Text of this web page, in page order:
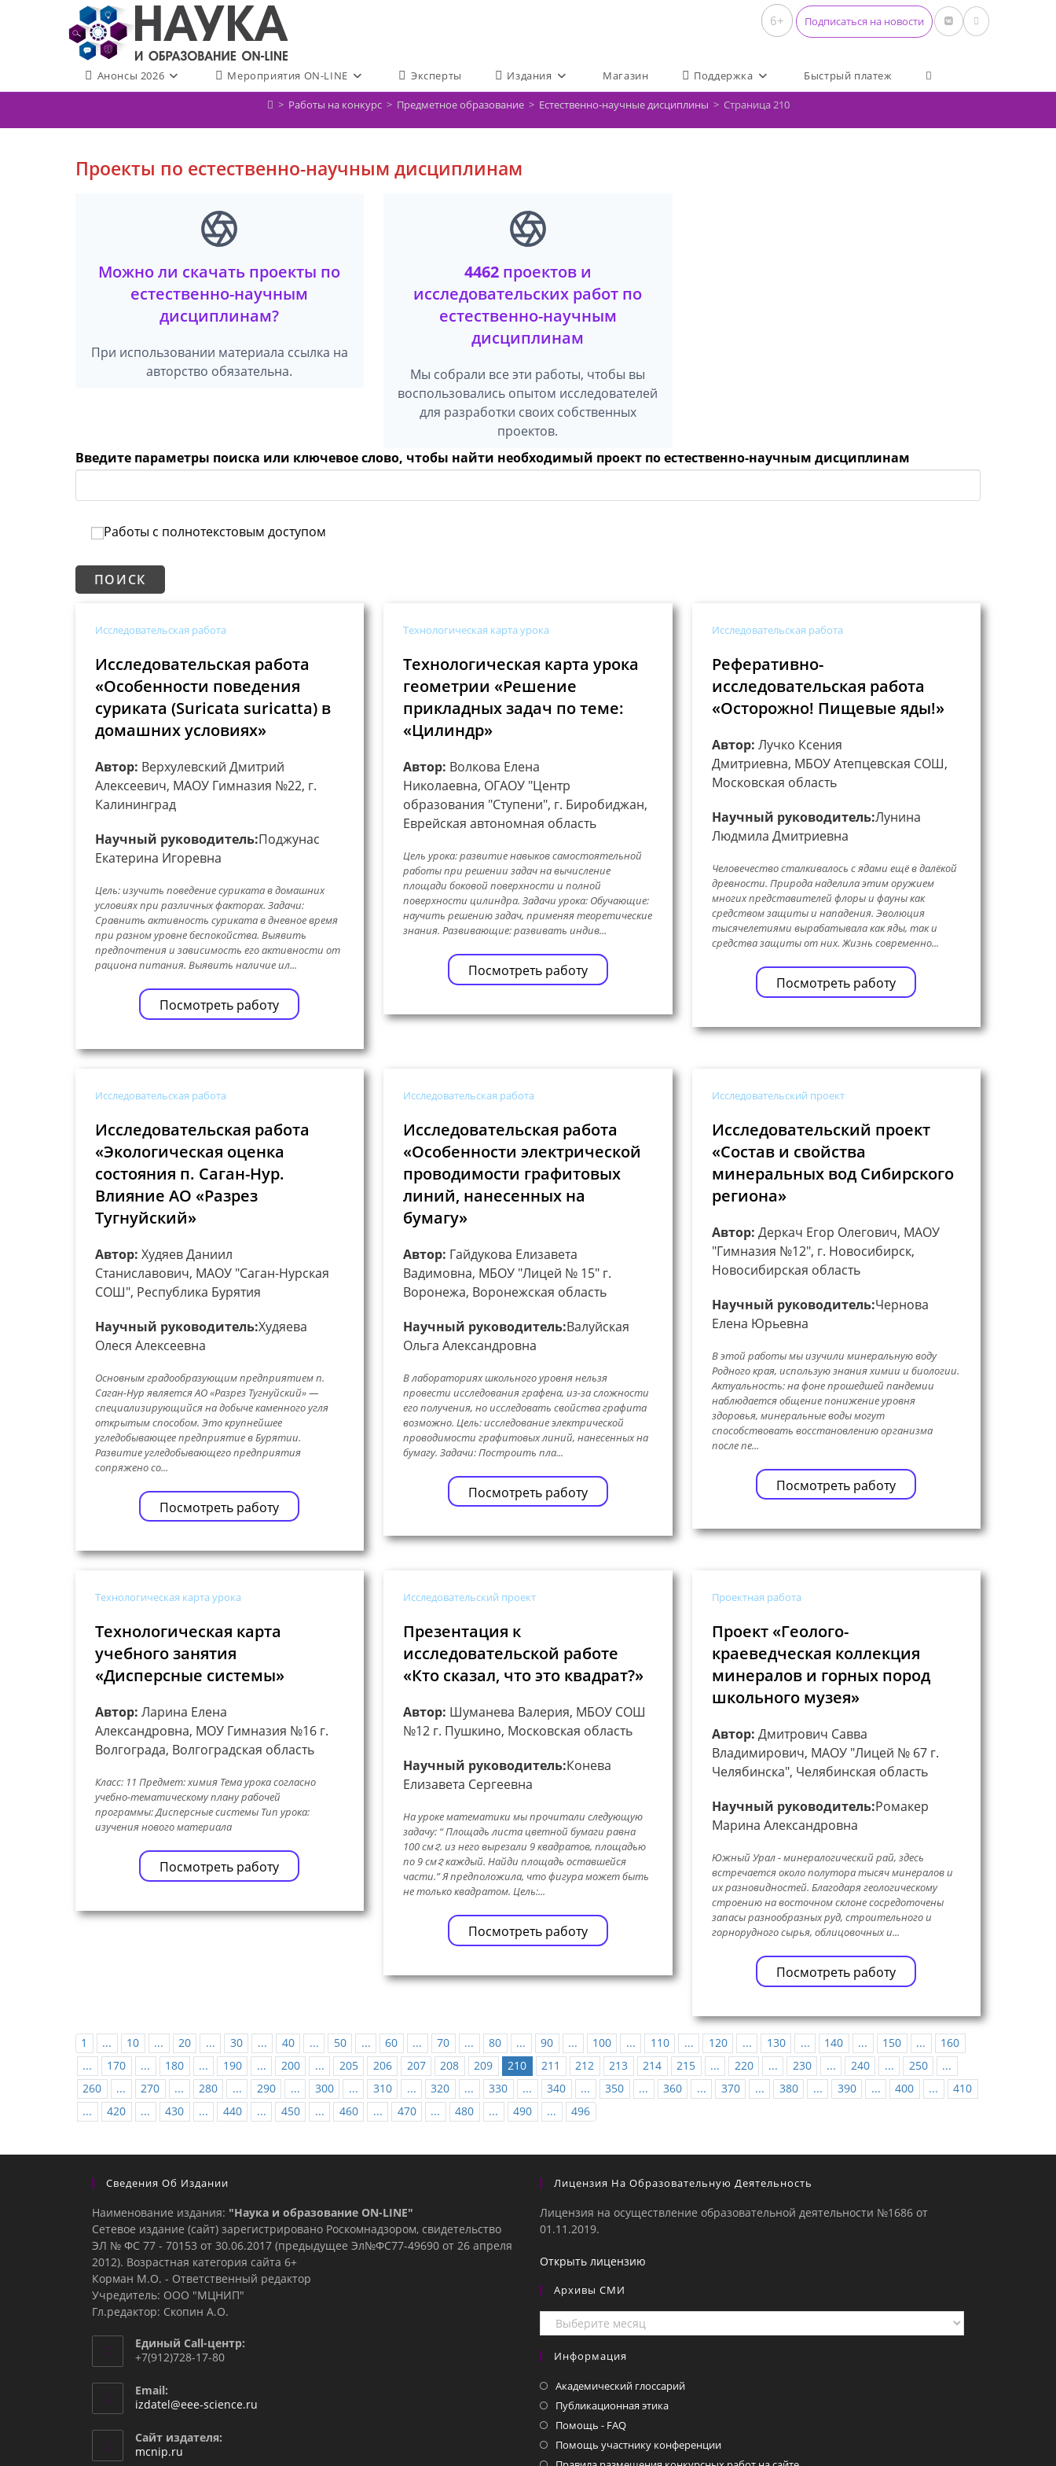
содержимому
6+ Подписаться на новости
Анонсы 2026 Мероприятия ON-LINE Эксперты Издания Магазин Поддержка Быстрый платеж Переключить поиск по
> Работы на конкурс > Предметное образование > Естественно-научные дисциплины > Страница 210
Проекты по естественно-научным дисциплинам
Можно ли скачать проекты по
естественно-научным
дисциплинам?
При использовании материала ссылка на
авторство обязательна.
4462проектов и
исследовательских работ по
естественно-научным
дисциплинам
Мы собрали все эти работы, чтобы вы
воспользовались опытом исследователей
для разработки своих собственных
проектов.
Введите параметры поиска или ключевое слово, чтобы найти необходимый проект по естественно-научным дисциплинам
Работы с полнотекстовым доступом
Исследовательская работа
Исследовательская работа
«Особенности поведения
суриката (Suricata suricatta) в
домашних условиях»
Автор: Верхулевский Дмитрий
Алексеевич, МАОУ Гимназия №22, г.
Калининград
Научный руководитель:Поджунас
Екатерина Игоревна
Цель: изучить поведение суриката в домашних
условиях при различных факторах. Задачи:
Сравнить активность суриката в дневное время
при разном уровне беспокойства. Выявить
предпочтения и зависимость его активности от
рациона питания. Выявить наличие ил...
Посмотреть работу
Технологическая карта урока
Технологическая карта урока
геометрии «Решение
прикладных задач по теме:
«Цилиндр»
Автор: Волкова Елена
Николаевна, ОГАОУ "Центр
образования "Ступени", г. Биробиджан,
Еврейская автономная область
Цель урока: развитие навыков самостоятельной
работы при решении задач на вычисление
площади боковой поверхности и полной
поверхности цилиндра. Задачи урока: Обучающие:
научить решению задач, применяя теоретические
знания. Развивающие: развивать индив...
Посмотреть работу
Исследовательская работа
Реферативно-
исследовательская работа
«Осторожно! Пищевые яды!»
Автор: Лучко Ксения
Дмитриевна, МБОУ Атепцевская СОШ,
Московская область
Научный руководитель:Лунина
Людмила Дмитриевна
Человечество сталкивалось с ядами ещё в далёкой
древности. Природа наделила этим оружием
многих представителей флоры и фауны как
средством защиты и нападения. Эволюция
тысячелетиями вырабатывала как яды, так и
средства защиты от них. Жизнь современно...
Посмотреть работу
Исследовательская работа
Исследовательская работа
«Экологическая оценка
состояния п. Саган-Нур.
Влияние АО «Разрез
Тугнуйский»
Автор: Худяев Даниил
Станиславович, МАОУ "Саган-Нурская
СОШ", Республика Бурятия
Научный руководитель:Худяева
Олеся Алексеевна
Основным градообразующим предприятием п.
Саган-Нур является АО «Разрез Тугнуйский» —
специализирующийся на добыче каменного угля
открытым способом. Это крупнейшее
угледобывающее предприятие в Бурятии.
Развитие угледобывающего предприятия
сопряжено со...
Посмотреть работу
Исследовательская работа
Исследовательская работа
«Особенности электрической
проводимости графитовых
линий, нанесенных на
бумагу»
Автор: Гайдукова Елизавета
Вадимовна, МБОУ "Лицей № 15" г.
Воронежа, Воронежская область
Научный руководитель:Валуйская
Ольга Александровна
В лабораториях школьного уровня нельзя
провести исследования графена, из-за сложности
его получения, но исследовать свойства графита
возможно. Цель: исследование электрической
проводимости графитовых линий, нанесенных на
бумагу. Задачи: Построить пла...
Посмотреть работу
Исследовательский проект
Исследовательский проект
«Состав и свойства
минеральных вод Сибирского
региона»
Автор: Деркач Егор Олегович, МАОУ
"Гимназия №12", г. Новосибирск,
Новосибирская область
Научный руководитель:Чернова
Елена Юрьевна
В этой работы мы изучили минеральную воду
Родного края, использую знания химии и биологии.
Актуальность: на фоне прошедшей пандемии
наблюдается общение понижение уровня
здоровья, минеральные воды могут
способствовать восстановлению организма
после пе...
Посмотреть работу
Технологическая карта урока
Технологическая карта
учебного занятия
«Дисперсные системы»
Автор: Ларина Елена
Александровна, МОУ Гимназия №16 г.
Волгограда, Волгоградская область
Класс: 11 Предмет: химия Тема урока согласно
учебно-тематическому плану рабочей
программы: Дисперсные системы Тип урока:
изучения нового материала
Посмотреть работу
Исследовательский проект
Презентация к
исследовательской работе
«Кто сказал, что это квадрат?»
Автор: Шуманева Валерия, МБОУ СОШ
№12 г. Пушкино, Московская область
Научный руководитель:Конева
Елизавета Сергеевна
На уроке математики мы прочитали следующую
задачу: “ Площадь листа цветной бумаги равна
100 см𑄸. из него вырезали 9 квадратов, площадью
по 9 см𑄸 каждый. Найди площадь оставшейся
части.” Я предположила, что фигура может быть
не только квадратом. Цель:...
Посмотреть работу
Проектная работа
Проект «Геолого-
краеведческая коллекция
минералов и горных пород
школьного музея»
Автор: Дмитрович Савва
Владимирович, МАОУ "Лицей № 67 г.
Челябинска", Челябинская область
Научный руководитель:Ромакер
Марина Александровна
Южный Урал - минералогический рай, здесь
встречается около полутора тысяч минералов и
их разновидностей. Благодаря геологическому
строению на восточном склоне сосредоточены
запасы разнообразных руд, строительного и
горнорудного сырья, облицовочных и...
Посмотреть работу
1 ... 10 ... 20 ... 30 ... 40 ... 50 ... 60 ... 70 ... 80 ... 90 ... 100 ... 110 ... 120 ... 130 ... 140 ... 150 ...
160
...
170 ... 180 ... 190 ... 200 ... 205 206 207 208 209 210 211 212 213 214 215 ... 220 ... 230 ... 240 ... 250
...
260
... 270 ... 280 ... 290 ... 300 ... 310 ... 320 ... 330 ... 340 ... 350 ... 360 ... 370 ... 380 ... 390 ... 400 ...
410
...
420 ... 430 ... 440 ... 450 ... 460 ... 470 ... 480 ... 490 ... 496
Сведения Об Издании
Наименование издания: "Наука и образование ON-LINE"
Сетевое издание (сайт) зарегистрировано Роскомнадзором, свидетельство
ЭЛ № ФС 77 - 70153 от 30.06.2017 (предыдущее Эл№ФC77-49690 от 26 апреля
2012). Возрастная категория сайта 6+
Корман М.О. - Ответственный редактор
Учредитель: ООО "МЦНИП"
Гл.редактор: Скопин А.О.
Единый Call-центр:
+7(912)728-17-80
Email:
izdatel@eee-science.ru
Сайт издателя:
mcnip.ru
Лицензия На Образовательную Деятельность
Лицензия на осуществление образовательной деятельности №1686 от
01.11.2019.
Открыть лицензию
Архивы СМИ
Архивы
СМИ
Информация
Академический глоссарий
Публикационная этика
Помощь - FAQ
Помощь участнику конференции